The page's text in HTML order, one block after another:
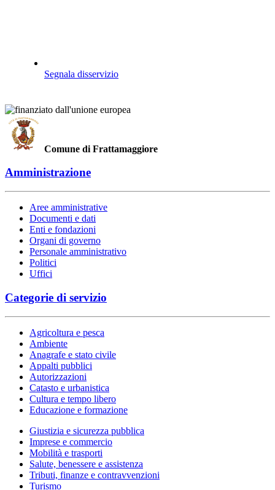
Segnala disservizio
Comune di Frattamaggiore
Amministrazione
Aree amministrative
Documenti e dati
Enti e fondazioni
Organi di governo
Personale amministrativo
Politici
Uffici
Categorie di servizio
Agricoltura e pesca
Ambiente
Anagrafe e stato civile
Appalti pubblici
Autorizzazioni
Catasto e urbanistica
Cultura e tempo libero
Educazione e formazione
Giustizia e sicurezza pubblica
Imprese e commercio
Mobilità e trasporti
Salute, benessere e assistenza
Tributi, finanze e contravvenzioni
Turismo